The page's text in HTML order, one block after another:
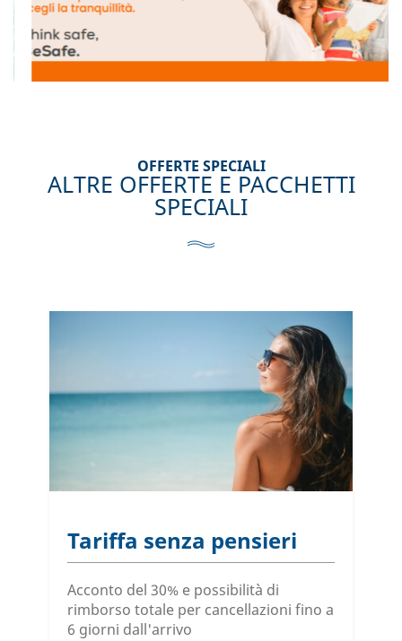
OFFERTE SPECIALI
ALTRE OFFERTE E PACCHETTI
SPECIALI
Tariffa senza pensieri
Acconto del 30% e possibilità di
rimborso totale per cancellazioni fino a
6 giorni dall'arrivo